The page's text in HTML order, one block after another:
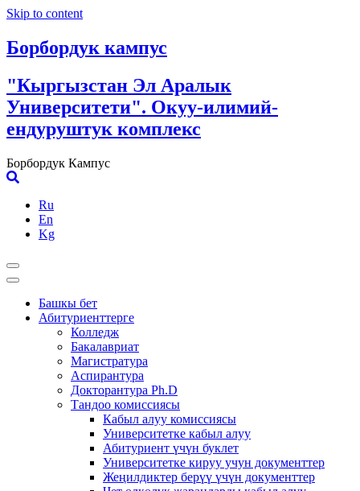
Skip to content
Борбордук кампус
"Кыргызстан Эл Аралык
Университети". Окуу-илимий-
ендуруштук комплекс
Борбордук Кампус
Ru
En
Kg
Башкы бет
Абитуриенттерге
Колледж
Бакалавриат
Магистратура
Аспирантура
Докторантура Ph.D
Тандоо комиссиясы
Кабыл алуу комиссиясы
Университетке кабыл алуу
Абитуриент үчүн буклет
Университетке кируу учун документтер
Жеңилдиктер берүү үчүн документтер